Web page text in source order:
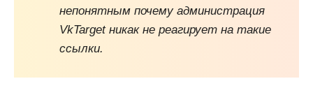
непонятным почему администрация
VkTarget никак не реагирует на такие
ссылки.